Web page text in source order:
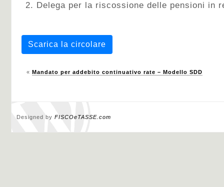
Delega per la riscossione delle pensioni in
Scarica la circolare
« Mandato per addebito continuativo rate – Modello SDD
Designed by FISCOeTASSE.com